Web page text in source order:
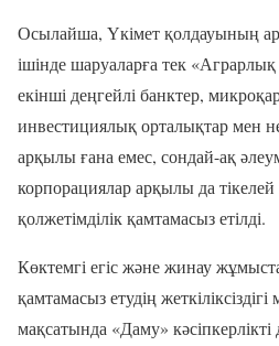
Осылайша, Үкімет қолдауының
ішінде шаруаларға тек
екінші деңгейлі банктер,
инвестициялық орталықтар мен
арқылы ғана емес, сондай-ақ
корпорациялар арқылы да
қолжетімділік қамтамасыз етілді.
Көктемгі егіс және жинау
қамтамасыз етудің
мақсатында «Даму»